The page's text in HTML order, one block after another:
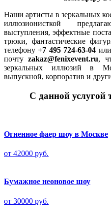
Наши артисты в зеркальных
иллюзионисткой
выступления, эффектные
трюки, фантастические
телефону+7 495 724-63-04
почтуzakaz@fenixevent.ru,
зеркальных иллюзий в
выпускной, корпоратив и
С данной услугой
Огненное фаер шоу в Москве
от 42000 руб.
Бумажное неоновое шоу
от 30000 руб.